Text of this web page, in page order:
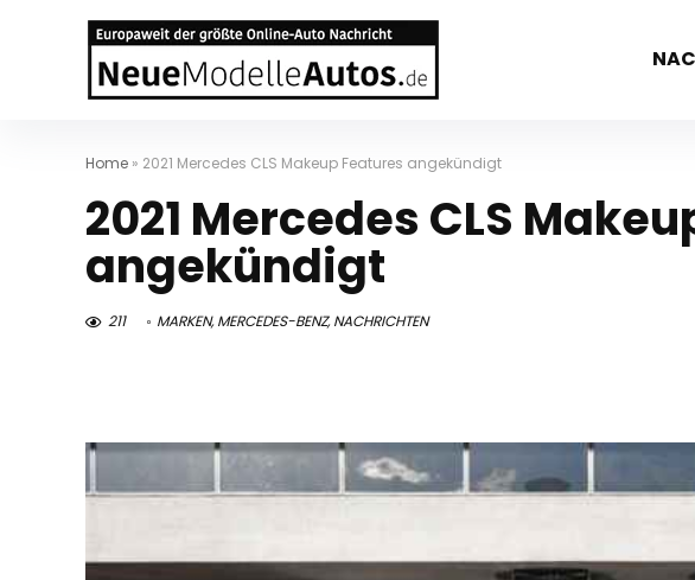
Home » 2021 Mercedes CLS Makeup Features angekündigt
2021 Mercedes CLS
angekündigt
211 MARKEN,MERCEDES-BENZ,NACHRICHTEN